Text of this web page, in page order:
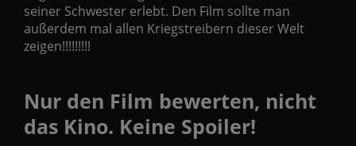
seiner Schwester erlebt. Den Film sollte man
außerdem mal allen Kriegstreibern dieser Welt
zeigen!!!!!!!!!
Nur den Film bewerten, nicht
das Kino. Keine Spoiler!